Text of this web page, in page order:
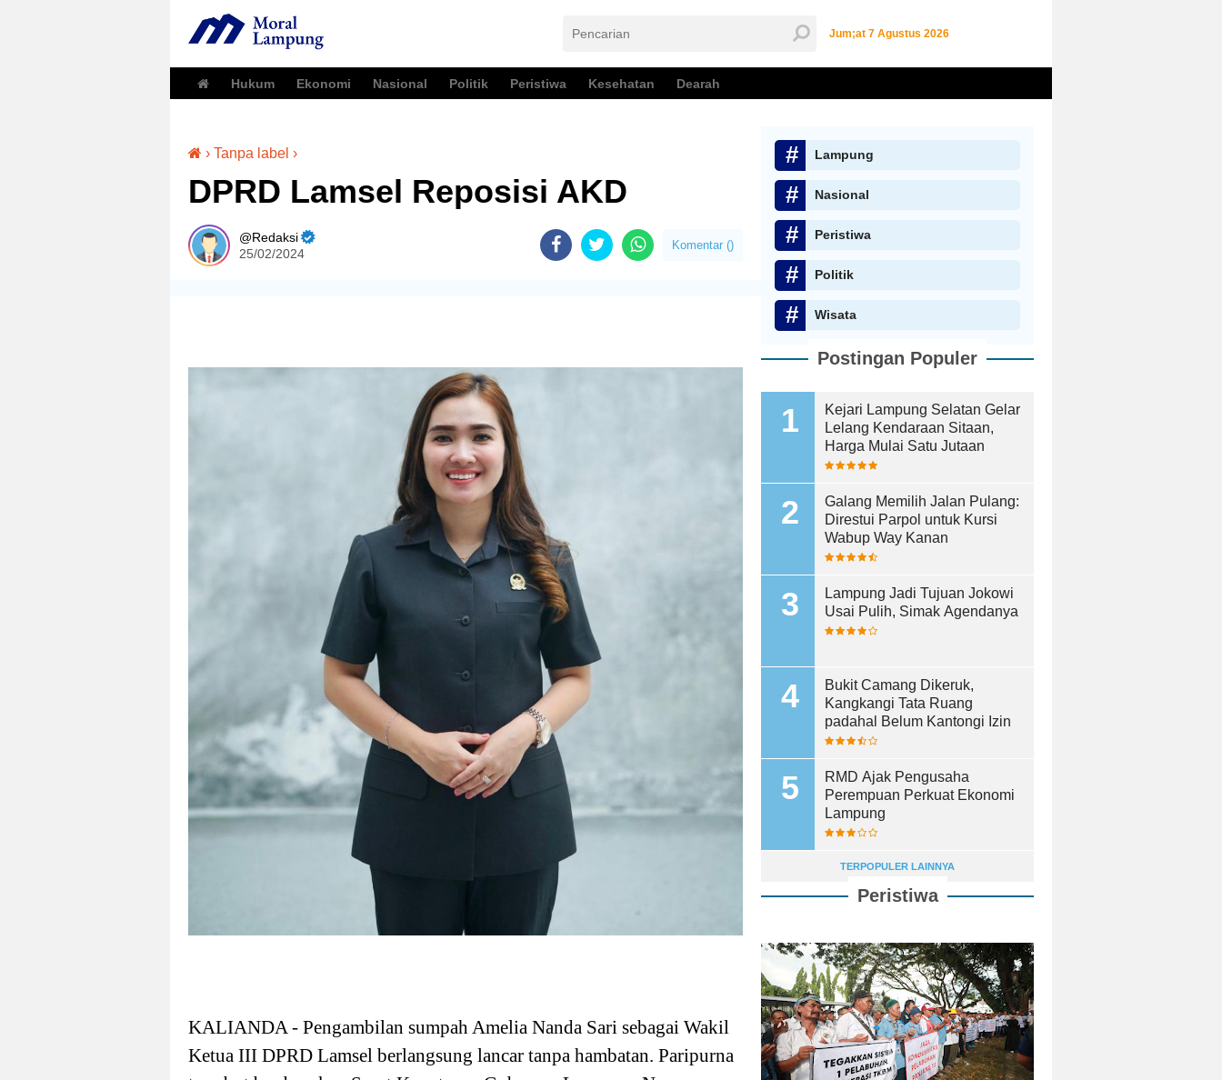
Jum;at 7 Agustus 2026
Hukum Ekonomi Nasional Politik Peristiwa Kesehatan Dearah
› Tanpa label ›
DPRD Lamsel Reposisi AKD
Redaksi
25/02/2024
Komentar ()
KALIANDA - Pengambilan sumpah Amelia Nanda Sari sebagai Wakil
Ketua III DPRD Lamsel berlangsung lancar tanpa hambatan. Paripurna
Lampung
Nasional
Peristiwa
Politik
Wisata
Postingan Populer
Kejari Lampung Selatan Gelar
Lelang Kendaraan Sitaan,
Harga Mulai Satu Jutaan
Galang Memilih Jalan Pulang:
Direstui Parpol untuk Kursi
Wabup Way Kanan
Lampung Jadi Tujuan Jokowi
Usai Pulih, Simak Agendanya
Bukit Camang Dikeruk,
Kangkangi Tata Ruang
padahal Belum Kantongi Izin
RMD Ajak Pengusaha
Perempuan Perkuat Ekonomi
Lampung
TERPOPULER LAINNYA
Peristiwa